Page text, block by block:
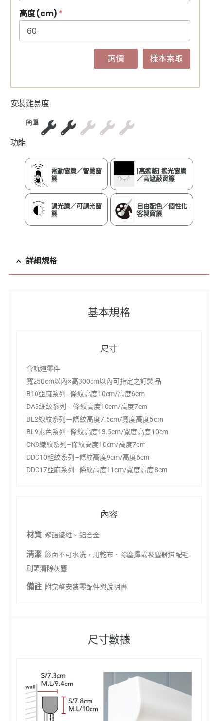
高度 (cm) *
詢價 樣本索取
安裝難易度
簡單
功能
電動窗簾／智慧窗
簾
[高遮蔽] 遮光窗簾
／高遮蔽窗簾
調光簾／可調光窗
簾
自由配色／個性化
客製窗簾
詳細規格
基本規格
尺寸
含軌道零件
寬250cm以內×高300cm以內可指定之訂製品
B10亞麻系列–條紋高度10cm/高度6cm
DA5細紋系列－條紋高度10cm/高度7cm
BL2線紋系列－條紋高度7.5cm/寬度高度5cm
BL9素色系列–條紋高度13.5cm/寬度高度10cm
CN8織紋系列–條紋高度10cm/高度7cm
DDC10粗紋系列–條紋高度9cm/高度6cm
DDC17亞麻系列–條紋高度11cm/寬度高度8cm
內容
材質 聚酯纖維、鋁合金
清潔 簾面不可水洗，用乾布、除塵撢或吸塵器搭配毛
刷頭清除灰塵
備註 附完整安裝零配件與說明書
尺寸數據